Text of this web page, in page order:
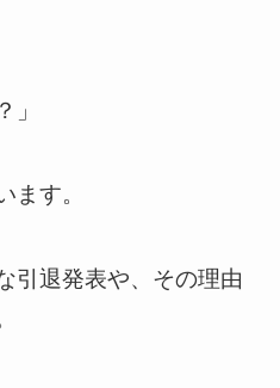
」
ます。
引退発表や、その理由